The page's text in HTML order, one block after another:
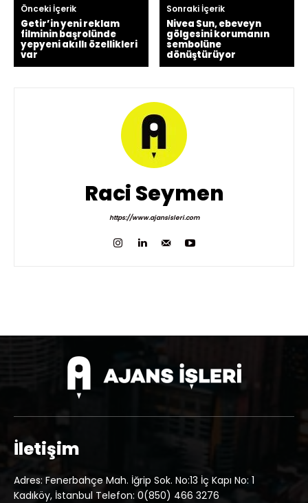
Önceki İçerik
Getir’in yeni reklam
filminin başrolünde
yepyeni akıllı özellikleri
var
Sonraki İçerik
Nivea Sun, ebeveyn
gölgesini korumanın
sembolüne
dönüştürüyor
Raci Seymen
https://www.ajansisleri.com
İletişim
Adres: Fenerbahçe Mah. İğrip Sok. No:13 İç Kapı No: 1
Kadıköy, İstanbul Telefon: 0(850) 466 3276